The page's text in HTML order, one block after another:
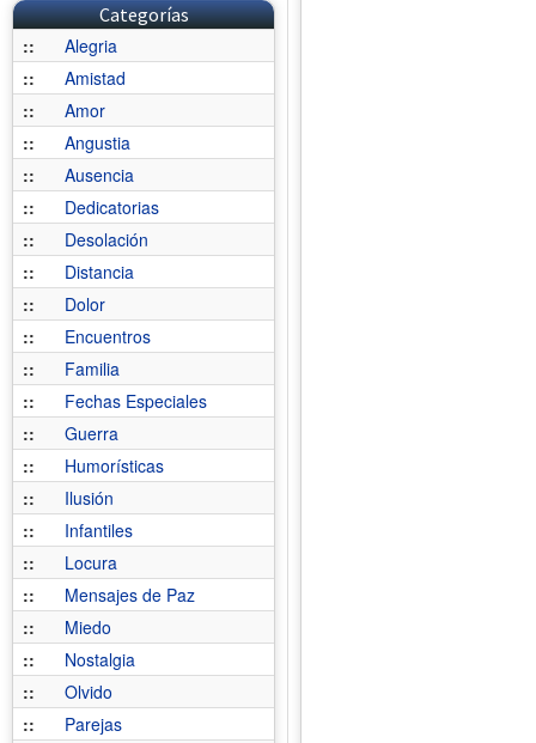
Categorías
::
Alegria
::
Amistad
::
Amor
::
Angustia
::
Ausencia
::
Dedicatorias
::
Desolación
::
Distancia
::
Dolor
::
Encuentros
::
Familia
::
Fechas Especiales
::
Guerra
::
Humorísticas
::
Ilusión
::
Infantiles
::
Locura
::
Mensajes de Paz
::
Miedo
::
Nostalgia
::
Olvido
::
Parejas